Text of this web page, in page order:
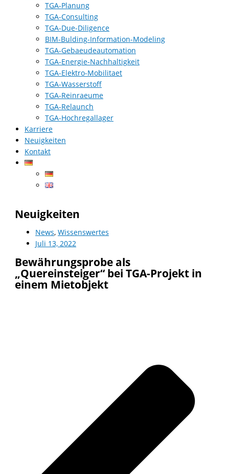
TGA-Planung
TGA-Consulting
TGA-Due-Diligence
BIM-Bulding-Information-Modeling
TGA-Gebaeudeautomation
TGA-Energie-Nachhaltigkeit
TGA-Elektro-Mobilitaet
TGA-Wasserstoff
TGA-Reinraeume
TGA-Relaunch
TGA-Hochregallager
Karriere
Neuigkeiten
Kontakt
Neuigkeiten
News,Wissenswertes
Juli 13, 2022
Bewährungsprobe als
„Quereinsteiger“ bei TGA-Projekt in
einem Mietobjekt